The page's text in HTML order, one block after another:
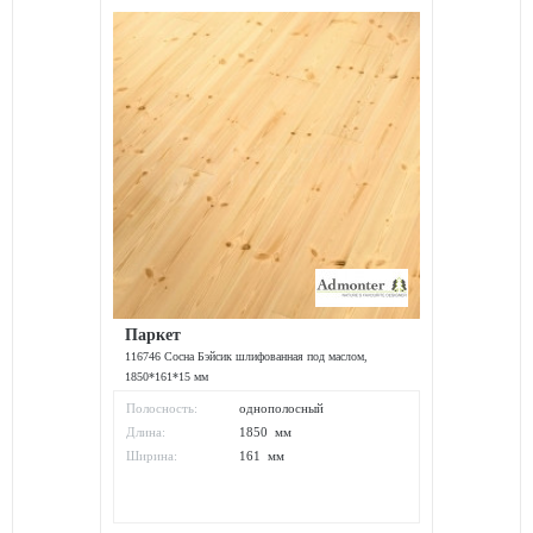
Паркет
116746 Сосна Бэйсик шлифованная под маслом,
1850*161*15 мм
Полосность:
однополосный
Длина:
1850 мм
Ширина:
161 мм